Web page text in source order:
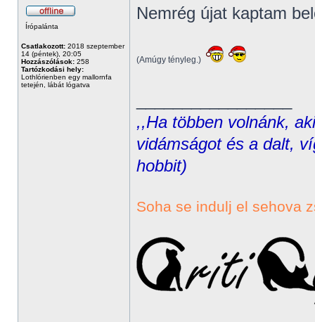
Írópalánta
Csatlakozott: 2018 szeptember
14 (péntek), 20:05
Hozzászólások: 258
Tartózkodási hely:
Lothlórienben egy mallornfa
tetején, lábát lógatva
Nemrég újat kaptam
(Amúgy tényleg.)
,,Ha többen volnánk,
vidámságot és a dalt,
hobbit)
Soha se indulj el sehova